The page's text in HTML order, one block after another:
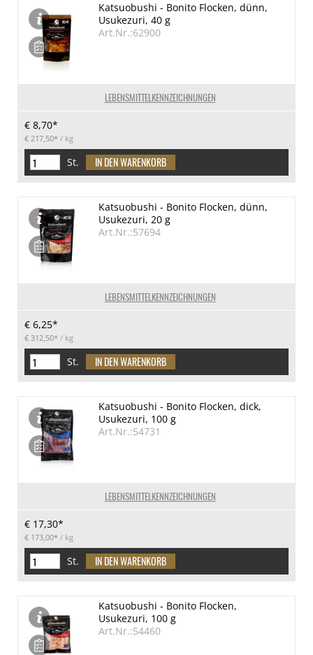
LEBENSMITTELKENNZEICHNUNGEN
Katsuobushi - Bonito Flocken, dünn,
Usukezuri, 40 g
Art.Nr.:62900
€ 8,70*
€ 217,50* / kg
St.
LEBENSMITTELKENNZEICHNUNGEN
Katsuobushi - Bonito Flocken, dünn,
Usukezuri, 20 g
Art.Nr.:57694
€ 6,25*
€ 312,50* / kg
St.
LEBENSMITTELKENNZEICHNUNGEN
Katsuobushi - Bonito Flocken, dick,
Usukezuri, 100 g
Art.Nr.:54731
€ 17,30*
€ 173,00* / kg
St.
Katsuobushi - Bonito Flocken,
Usukezuri, 100 g
Art.Nr.:54460